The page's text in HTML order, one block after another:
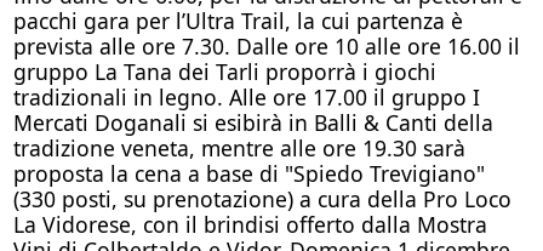
pacchi gara per l’Ultra Trail, la cui partenza è
prevista alle ore 7.30. Dalle ore 10 alle ore 16.00 il
gruppo La Tana dei Tarli proporrà i giochi
tradizionali in legno. Alle ore 17.00 il gruppo I
Mercati Doganali si esibirà in Balli & Canti della
tradizione veneta, mentre alle ore 19.30 sarà
proposta la cena a base di "Spiedo Trevigiano"
(330 posti, su prenotazione) a cura della Pro Loco
La Vidorese, con il brindisi offerto dalla Mostra